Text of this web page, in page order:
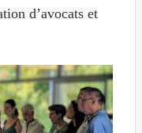
d’avocats et